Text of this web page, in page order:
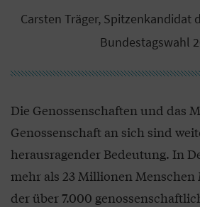
Carsten Träger, Spitzenkandidat
Bundestagswahl
Die Genossenschaften und das
Genossenschaft an sich sind
herausragender Bedeutung. In
mehr als 23 Millionen
der über 7.000